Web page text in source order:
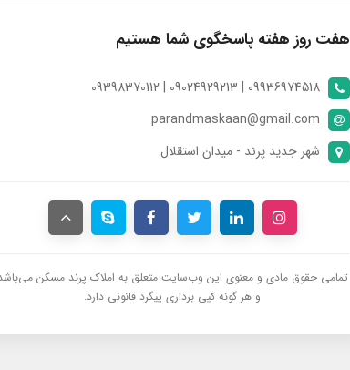
هفت روز هفته پاسخگوی شما هستیم
09936974518 | 09024929213 | 09398370112
parandmaskaan@gmail.com
شهر جدید پرند - میدان استقلال
تمامی حقوق مادی و معنوی این وب‌سایت متعلق به املاک پرند مسکن
و هر گونه کپی برداری پیگرد قانونی دارد.